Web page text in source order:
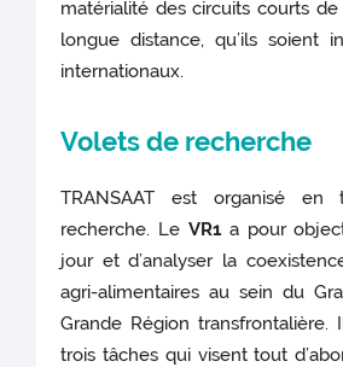
matérialité des circuits courts
longue distance, qu’ils soient
internationaux.
Volets de recherche
TRANSAAT est organisé
recherche. Le VR1a pour
jour et d’analyser la
agri-alimentaires au sein du
Grande Région
trois tâches qui visent tout